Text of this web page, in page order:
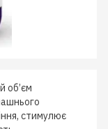
об’єм
стимулює